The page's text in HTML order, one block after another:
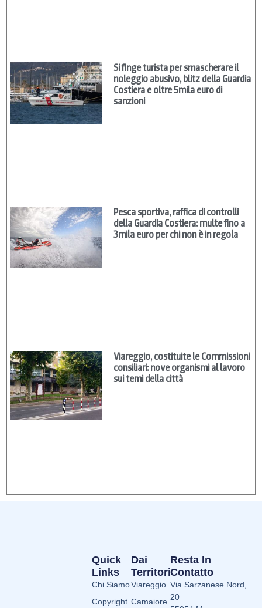
Si finge turista per smascherare il
noleggio abusivo, blitz della Guardia
Costiera e oltre 5mila euro di
sanzioni
Pesca sportiva, raffica di controlli
della Guardia Costiera: multe fino a
3mila euro per chi non è in regola
Viareggio, costituite le Commissioni
consiliari: nove organismi al lavoro
sui temi della città
Dai
Territori
Viareggio
Camaiore
Quick
Links
Chi Siamo
Copyright
Resta In
Contatto
Via Sarzanese Nord,
20